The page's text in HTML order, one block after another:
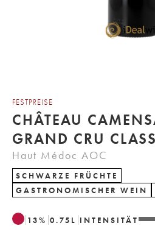
FESTPREISE
CHÂTEAU
Haut Médoc AOC
SCHWARZE FRÜCHTE
GASTRONOMISCHER WEIN
13% 0.75 L INTENSITÄT